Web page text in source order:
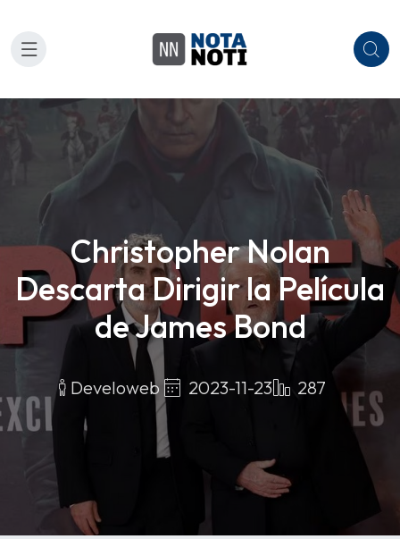
Christopher Nolan
Descarta Dirigir la Película
de James Bond
Develoweb 2023-11-23 287